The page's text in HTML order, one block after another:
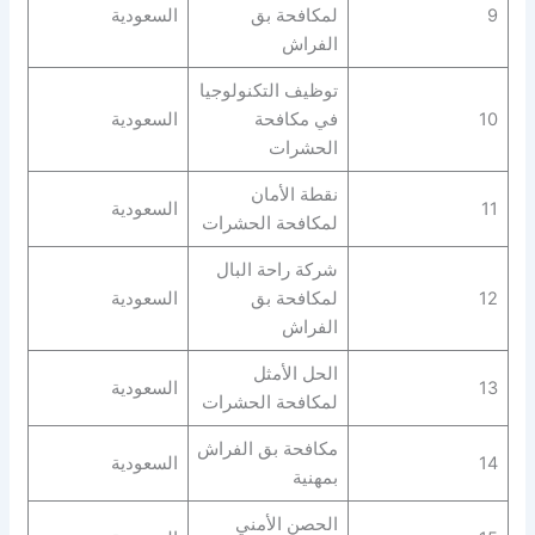
9
لمكافحة بق
الفراش
السعودية
10
توظيف التكنولوجيا
في مكافحة
الحشرات
السعودية
11
نقطة الأمان
لمكافحة الحشرات
السعودية
12
شركة راحة البال
لمكافحة بق
الفراش
السعودية
13
الحل الأمثل
لمكافحة الحشرات
السعودية
14
مكافحة بق الفراش
بمهنية
السعودية
الحصن الأمني